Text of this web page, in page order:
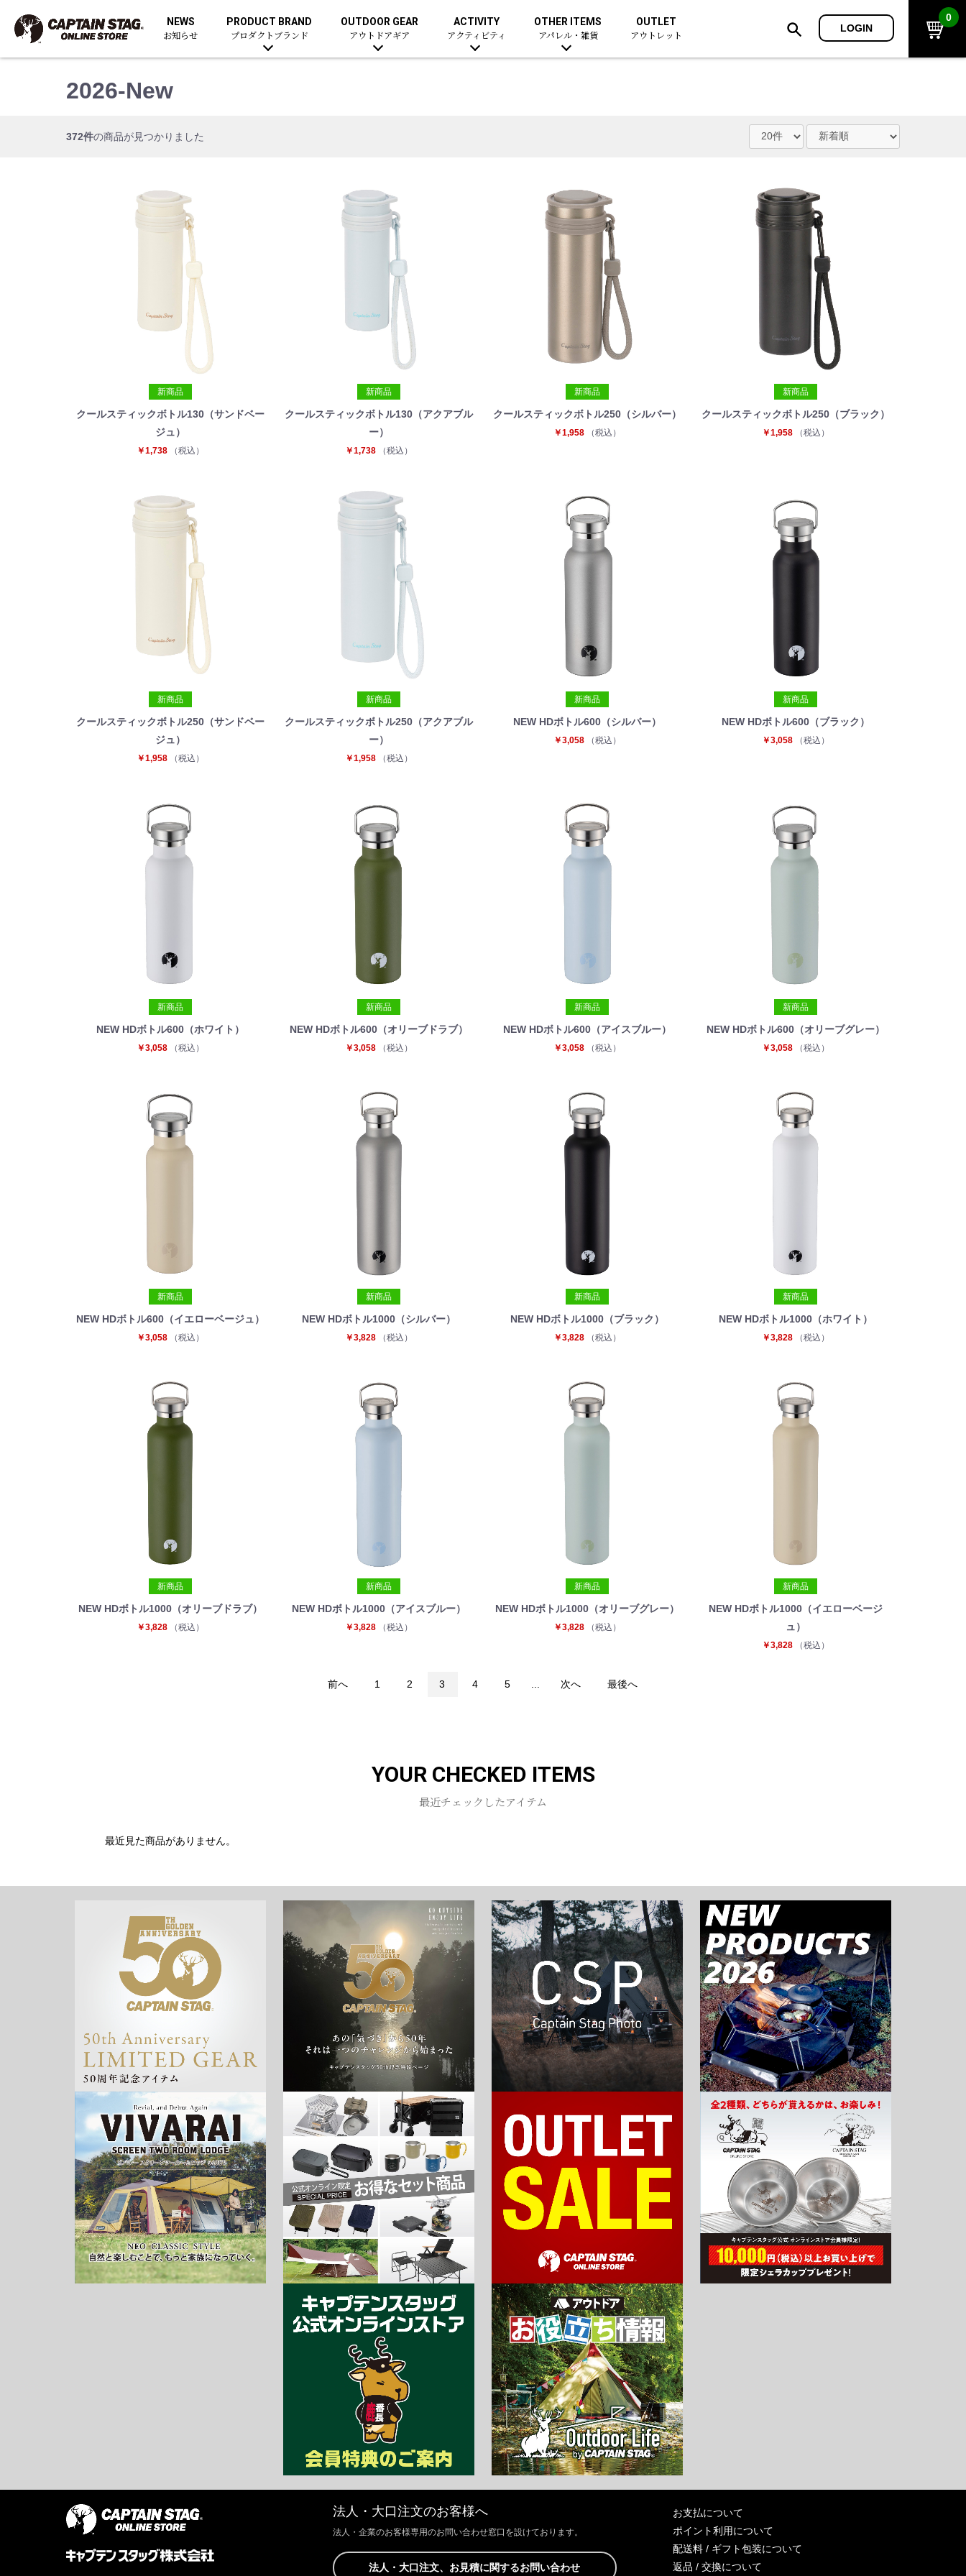
NEWS
お知らせ
PRODUCT BRAND
プロダクトブランド
OUTDOOR GEAR
アウトドアギア
ACTIVITY
アクティビティ
OTHER ITEMS
アパレル・雑貨
OUTLET
アウトレット
LOGIN
0
2026-New
372件の商品が見つかりました
新商品
クールスティックボトル130（サンドベー
ジュ）
￥1,738 （税込）
新商品
クールスティックボトル130（アクアブル
ー）
￥1,738 （税込）
新商品
クールスティックボトル250（シルバー）
￥1,958 （税込）
新商品
クールスティックボトル250（ブラック）
￥1,958 （税込）
新商品
クールスティックボトル250（サンドベー
ジュ）
￥1,958 （税込）
新商品
クールスティックボトル250（アクアブル
ー）
￥1,958 （税込）
新商品
NEW HDボトル600（シルバー）
￥3,058 （税込）
新商品
NEW HDボトル600（ブラック）
￥3,058 （税込）
新商品
NEW HDボトル600（ホワイト）
￥3,058 （税込）
新商品
NEW HDボトル600（オリーブドラブ）
￥3,058 （税込）
新商品
NEW HDボトル600（アイスブルー）
￥3,058 （税込）
新商品
NEW HDボトル600（オリーブグレー）
￥3,058 （税込）
新商品
NEW HDボトル600（イエローベージュ）
￥3,058 （税込）
新商品
NEW HDボトル1000（シルバー）
￥3,828 （税込）
新商品
NEW HDボトル1000（ブラック）
￥3,828 （税込）
新商品
NEW HDボトル1000（ホワイト）
￥3,828 （税込）
新商品
NEW HDボトル1000（オリーブドラブ）
￥3,828 （税込）
新商品
NEW HDボトル1000（アイスブルー）
￥3,828 （税込）
新商品
NEW HDボトル1000（オリーブグレー）
￥3,828 （税込）
新商品
NEW HDボトル1000（イエローベージ
ュ）
￥3,828 （税込）
前へ 1 2 3 4 5 ... 次へ 最後へ
YOUR CHECKED ITEMS
最近チェックしたアイテム
最近見た商品がありません。
法人・大口注文のお客様へ
法人・企業のお客様専用のお問い合わせ窓口を設けております。
法人・大口注文、お見積に関するお問い合わせ
お支払について
ポイント利用について
配送料 / ギフト包装について
返品 / 交換について